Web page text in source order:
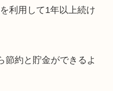
利用して1年以上続け
節約と貯金ができるよ